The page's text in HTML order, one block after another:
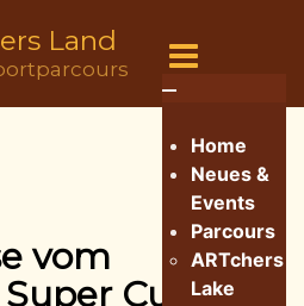
Land
Home
Neues &
Events
Parcours
ARTchers
Lake
vom
Cup &